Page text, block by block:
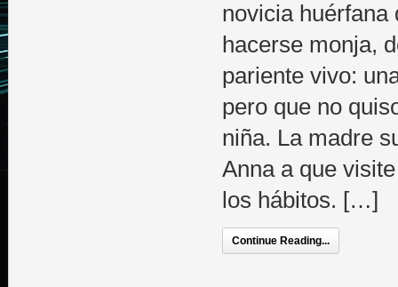
novicia huérfana
hacerse monja,
pariente vivo:
pero que no
niña. La madre
Anna a que
los hábitos. […]
Continue Reading...